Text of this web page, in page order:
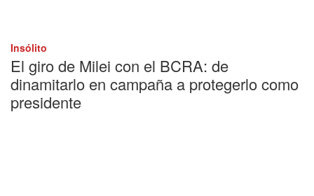
Insólito
El giro de Milei con el BCRA: de
dinamitarlo en campaña a protegerlo como
presidente